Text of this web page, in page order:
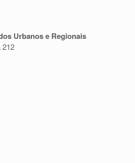
Urbanos e Regionais
212